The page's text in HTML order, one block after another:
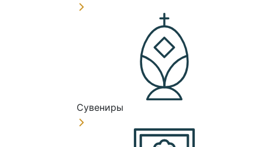
Сувениры